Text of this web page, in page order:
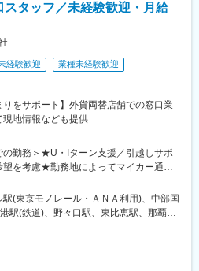
スで生まれ、世界51の国と地域にサービ
運用分野の世界的リーディングカンパ
事例共有など
グ
1）
資料の作成
）
日の準備
社配属となり、商談同行や、資料作成
ます。中途入社社員も早期に馴染めるよ
ントサポーター」をアサインします。
間関係構築をサポートします。
について
の組織に限る。ただし、「一時転勤」
タッフ／未経験歓迎・月給
経験歓迎 業種未経験歓迎
りをサポート】外貨両替店舗での窓口業
地情報なども提供
の勤務＞★U・Iターン支援／引越しサポ
を考慮★勤務地によってマイカー通勤
るけど、ワークライフバランスも大切
活かしたい」そんな方は街中の店舗勤
）：千代田区／中央区／港区／新宿区
：羽田空港（東京都大田区）◎愛知：
市）◎大阪：関西空港（大阪府泉佐野
(東京モノレール・ＡＮＡ利用)、中部国
駅(鉄道)、野々口駅、東比恵駅、那覇空
駅、渋谷駅、横浜駅、品川駅、大宮駅
、田原町駅(東京都)、上野御徒町駅、岩